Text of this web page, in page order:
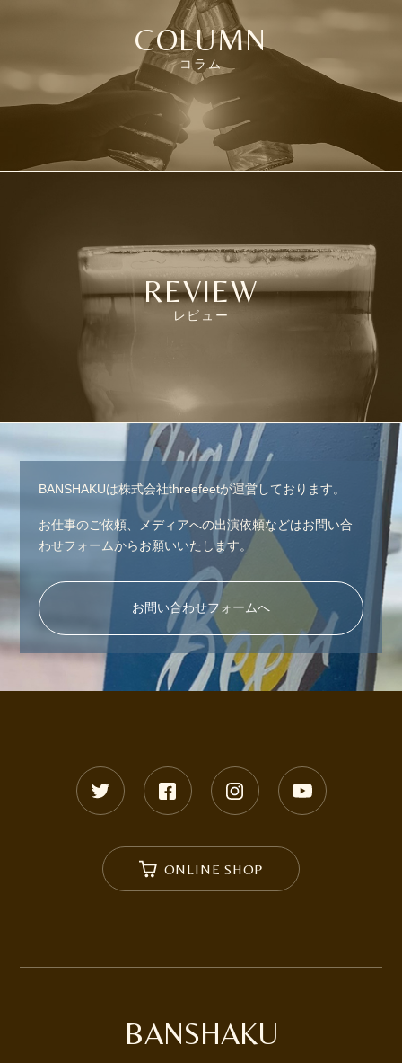
COLUMN
コラム
REVIEW
レビュー
BANSHAKUは株式会社threefeetが運営しております。
お仕事のご依頼、メディアへの出演依頼などはお問い合
わせフォームからお願いいたします。
お問い合わせフォームへ
ONLINE SHOP
BANSHAKU